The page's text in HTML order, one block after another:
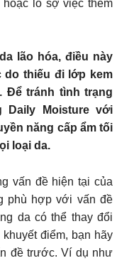
hoặc lo sợ việc thêm
lão hóa, điều này
do thiếu đi lớp kem
Để tránh tình trạng
Daily Moisture với
năng cấp ẩm tối
loại da.
vấn đề hiện tại của
phù hợp với vấn đề
da có thể thay đổi
điểm, bạn hãy
đề trước. Ví dụ như